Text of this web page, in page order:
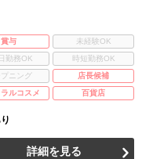
賞与
未経験OK
勤務OK
時短勤務OK
ニング
店長候補
ルコスメ 百貨店
詳細を見る